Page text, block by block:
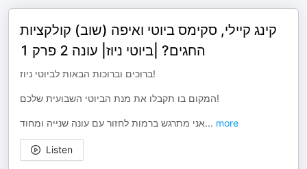
קינג קיילי, סקימס ביוטי ואיפה (שוב) קולקציות
החגים? |ביוטי ניוז| עונה 2 פרק 1
ברוכים וברוכות הבאות לביוטי ניוז!
המקום בו תקבלו את מנת הביוטי השבועית שלכם!
אני מתרגש ברמות לחזור עם עונה שנייה ומחוד... more
Listen